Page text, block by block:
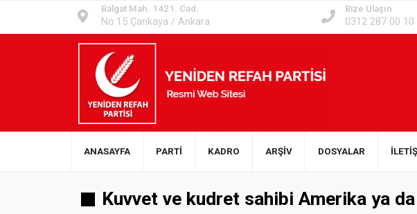
Balgat Mah. 1421. Cad.
No:15 Çankaya / Ankara
Bize Ulaşın
0312 287 00 10
ANASAYFA PARTİ KADRO ARŞİV DOSYALAR
Kuvvet ve kudret sahibi Amerika ya da